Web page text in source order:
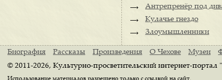
Антрепренёр под
Кулачье гнездо
Злоумышленники
Биография Рассказы Произведения О Чехове Музеи
© 2011-2026, Культурно-просветительский интернет-